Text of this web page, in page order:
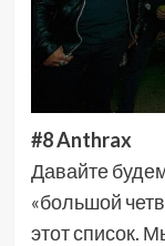
#8 Anthrax
Давайте
«большой
этот список.